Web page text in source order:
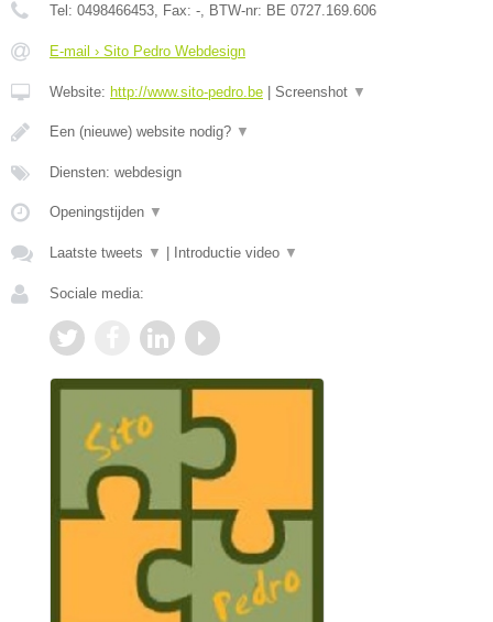
Tel: 0498466453 , Fax: - , BTW-nr: BE 0727.169.606
E-mail › Sito Pedro Webdesign
Website: http://www.sito-pedro.be | Screenshot ▼
Een (nieuwe) website nodig? ▼
Diensten: webdesign
Openingstijden ▼
Laatste tweets ▼ | Introductie video ▼
Sociale media: